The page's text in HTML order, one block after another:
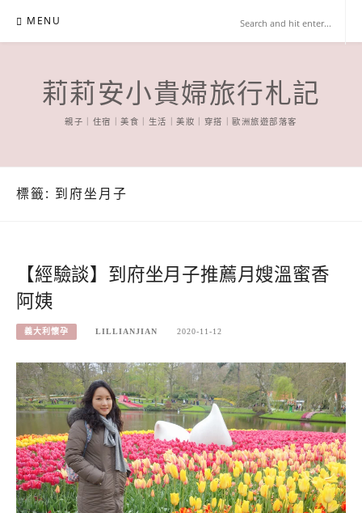
content
MENU
莉莉安小貴婦旅行札記
親子｜住宿｜美食｜生活｜美妝｜穿搭｜歐洲旅遊部落客
標籤: 到府坐月子
【經驗談】到府坐月子推薦月嫂溫蜜香
阿姨
義大利懷孕 LILLIANJIAN 2020-11-12